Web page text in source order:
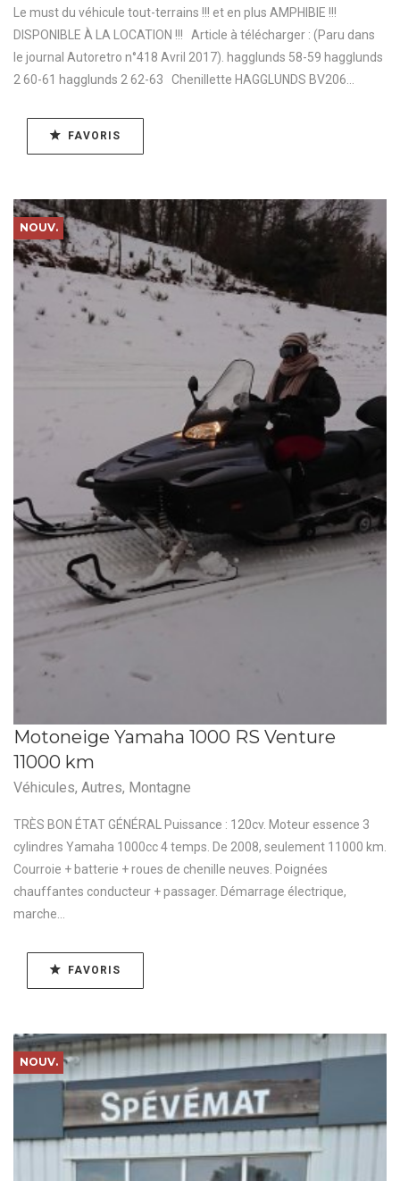
Le must du véhicule tout-terrains !!! et en plus AMPHIBIE !!!
DISPONIBLE À LA LOCATION !!! Article à télécharger : (Paru dans
le journal Autoretro n°418 Avril 2017). hagglunds 58-59 hagglunds
2 60-61 hagglunds 2 62-63 Chenillette HAGGLUNDS BV206...
FAVORIS
NOUV.
Motoneige Yamaha 1000 RS Venture
11000 km
Véhicules, Autres, Montagne
TRÈS BON ÉTAT GÉNÉRAL Puissance : 120cv. Moteur essence 3
cylindres Yamaha 1000cc 4 temps. De 2008, seulement 11000 km.
Courroie + batterie + roues de chenille neuves. Poignées
chauffantes conducteur + passager. Démarrage électrique,
marche...
FAVORIS
NOUV.